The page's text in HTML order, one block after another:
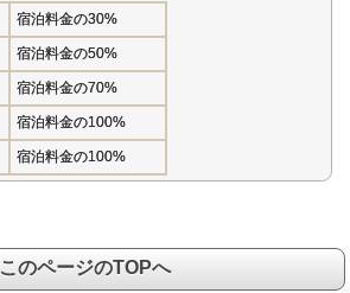
宿泊料金の30%
宿泊料金の50%
宿泊料金の70%
宿泊料金の100%
宿泊料金の100%
このページのTOPへ